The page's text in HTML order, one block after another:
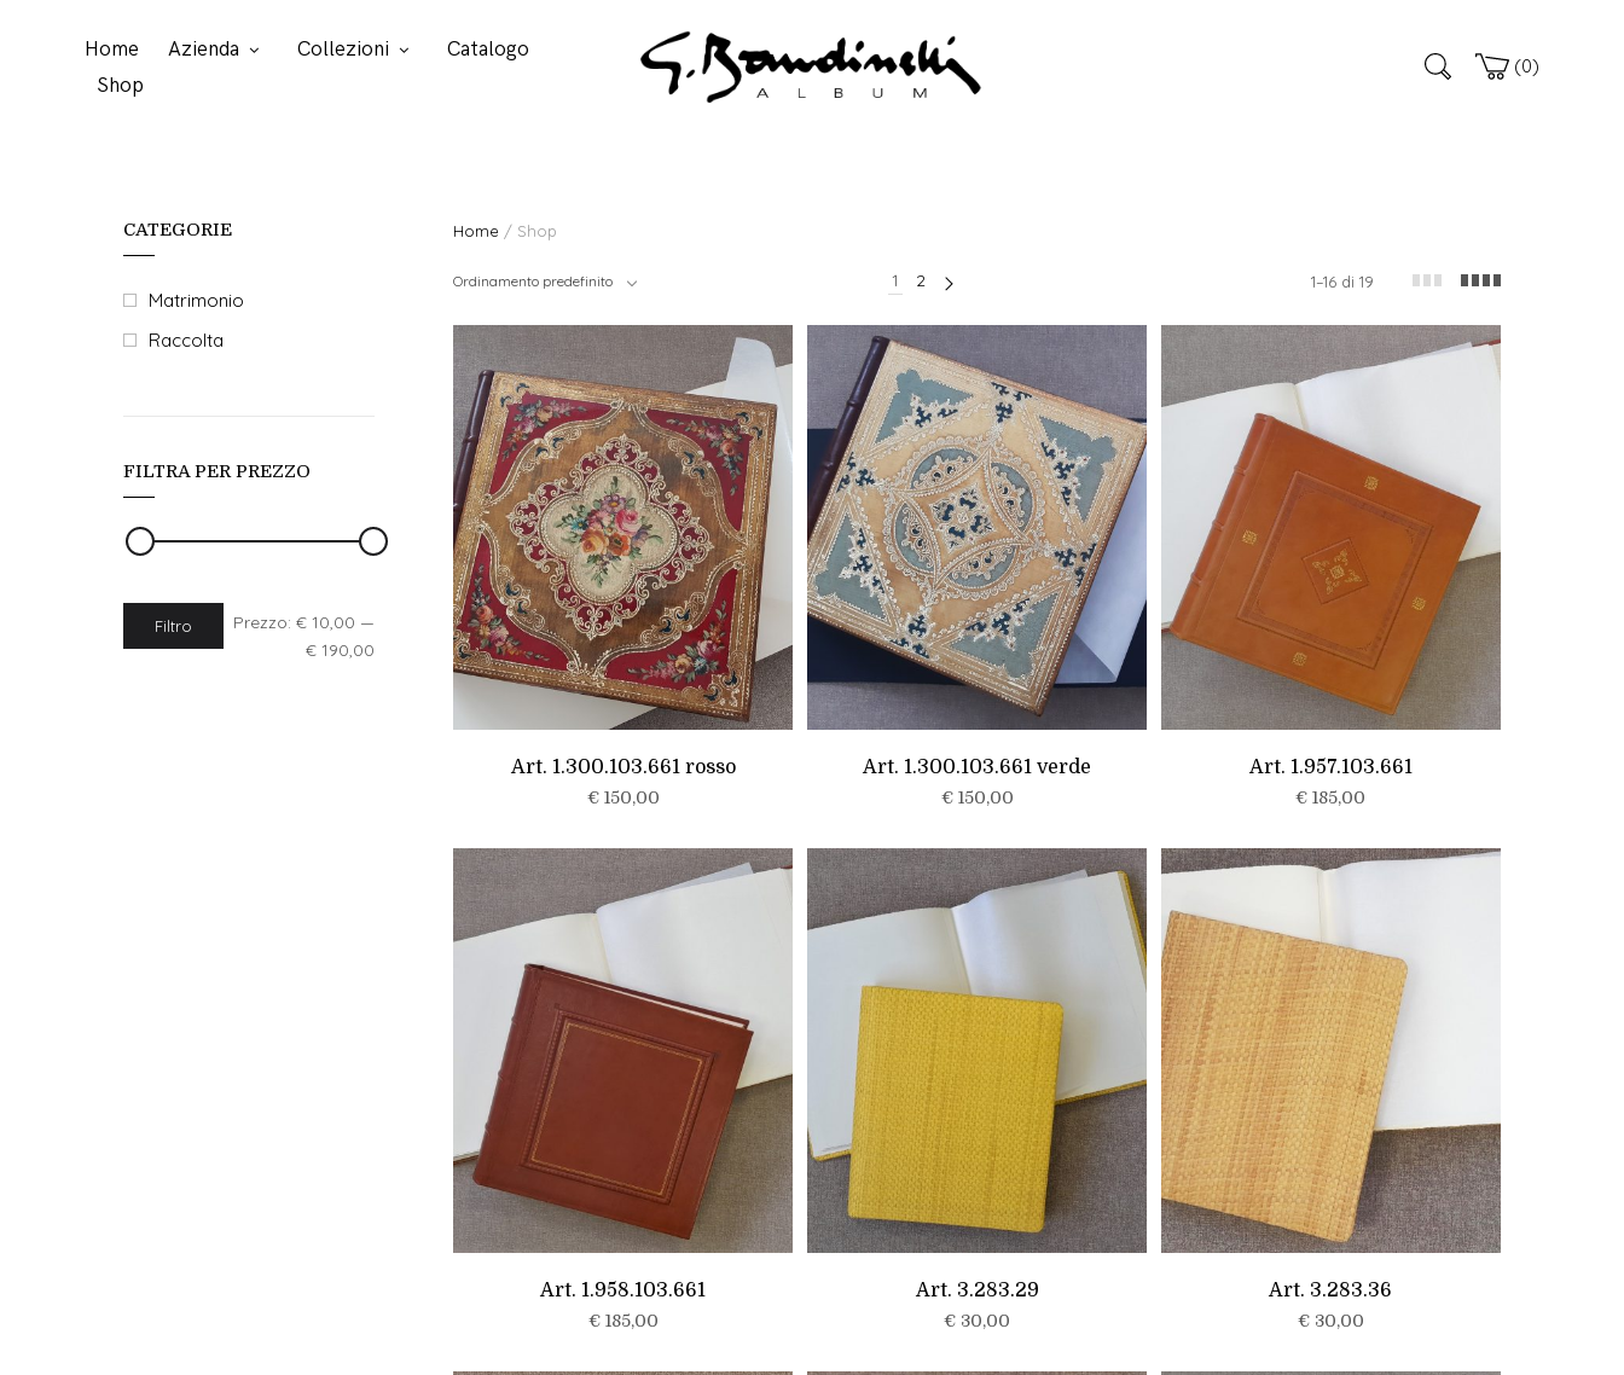
Home Azienda Collezioni
Catalogo
Shop
0
Home / Shop
1–16 di 19
Ordinamento predefinito 1 2
Art. 1.300.103.661 rosso
€150,00
Art. 1.300.103.661 verde
€150,00
Art. 1.957.103.661
€ 185,00
Art. 1.958.103.661
€185,00
Art. 3.283.29
€ 30,00
Art. 3.283.36
€30,00
CATEGORIE
Matrimonio
Raccolta
FILTRA PER PREZZO
Filtro Prezzo:€ 10,00 —
€ 190,00